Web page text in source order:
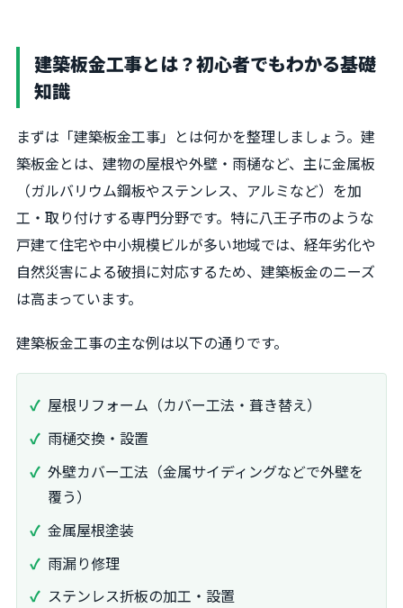
建築板金工事とは？初心者でもわかる基礎
知識
まずは「建築板金工事」とは何かを整理しましょう。建
築板金とは、建物の屋根や外壁・雨樋など、主に金属板
（ガルバリウム鋼板やステンレス、アルミなど）を加
工・取り付けする専門分野です。特に八王子市のような
戸建て住宅や中小規模ビルが多い地域では、経年劣化や
自然災害による破損に対応するため、建築板金のニーズ
は高まっています。
建築板金工事の主な例は以下の通りです。
屋根リフォーム（カバー工法・葺き替え）
雨樋交換・設置
外壁カバー工法（金属サイディングなどで外壁を
覆う）
金属屋根塗装
雨漏り修理
ステンレス折板の加工・設置